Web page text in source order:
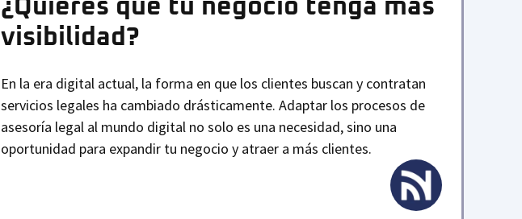
¿Quieres que tu negocio tenga más
visibilidad?
En la era digital actual, la forma en que los clientes buscan y contratan
servicios legales ha cambiado drásticamente. Adaptar los procesos de
asesoría legal al mundo digital no solo es una necesidad, sino una
oportunidad para expandir tu negocio y atraer a más clientes.